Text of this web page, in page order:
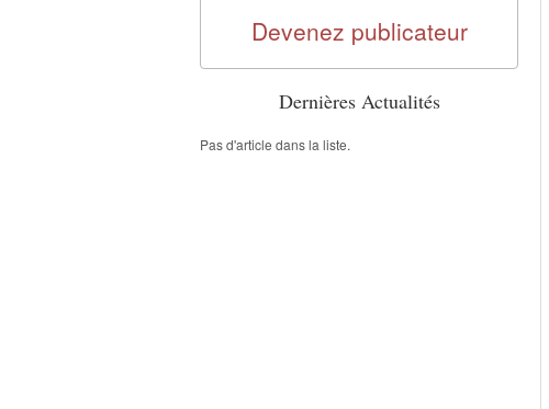
Devenez publicateur
Dernières Actualités
Pas d'article dans la liste.